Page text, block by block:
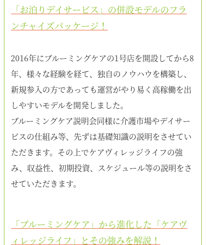
「お泊りデイサービス」の併設モデルのフラ
ンチャイズパッケージ！
2016年にブルーミングケアの1号店を開設してから8
年、様々な経験を経て、独自のノウハウを構築し、
新規参入の方であっても運営がやり易く高稼働を出
しやすいモデルを開発しました。
ブルーミングケア説明会同様に介護市場やデイサー
ビスの仕組み等、先ずは基礎知識の説明をさせてい
ただきます。その上でケアヴィレッジライフの強
み、収益性、初期投資、スケジュール等の説明をさ
せていただきます。
「ブルーミングケア」から進化した「ケアヴ
ィレッジライフ」とその強みを解説！